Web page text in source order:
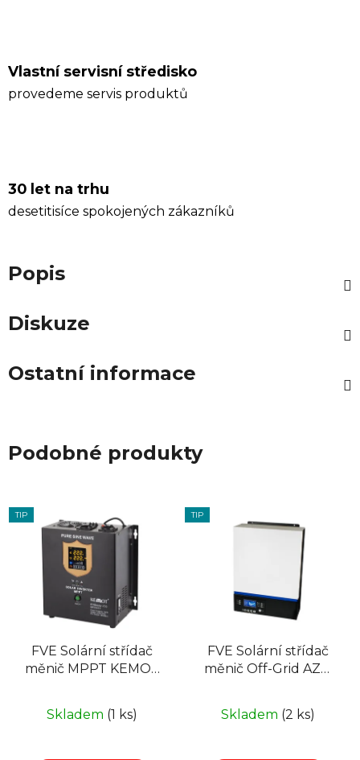
Vlastní servisní středisko
provedeme servis produktů
30 let na trhu
desetitisíce spokojených zákazníků
Popis
Diskuze
Ostatní informace
Podobné produkty
TIP
FVE Solární střídač
měnič MPPT KEMOT
Skladem (1 ks)
TIP
FVE Solární střídač
měnič Off-Grid AZO
Skladem (2 ks)